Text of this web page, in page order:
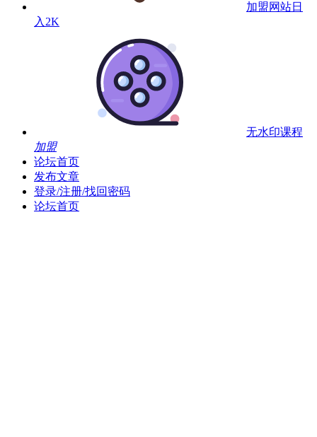
加盟网站日
入2K
无水印课程
加盟
论坛首页
发布文章
登录/注册/找回密码
论坛首页